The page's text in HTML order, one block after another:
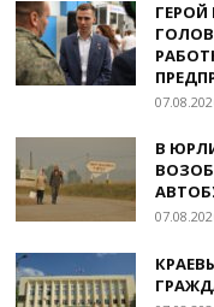
В